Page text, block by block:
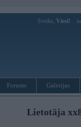
Sveiks, Viesi!
Forums Galerijas
Lietotāja